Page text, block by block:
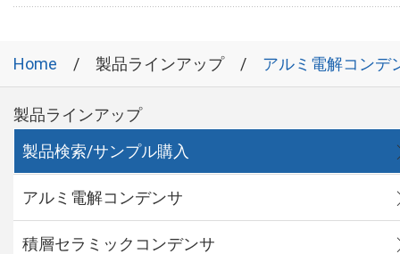
Home 製品ラインアップ アルミ電解コンデ
製品ラインアップ
製品検索/サンプル購入
アルミ電解コンデンサ
積層セラミックコンデンサ